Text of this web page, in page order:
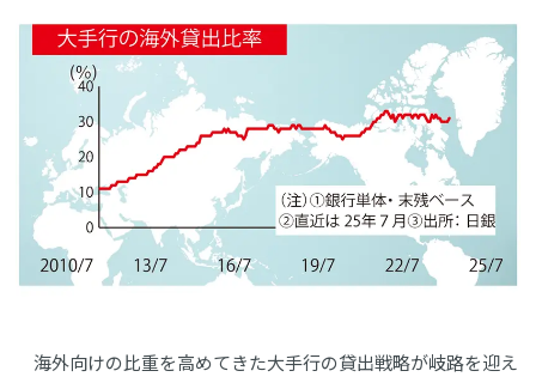
海外向けの比重を高めてきた大手行の貸出戦略が岐路を迎え